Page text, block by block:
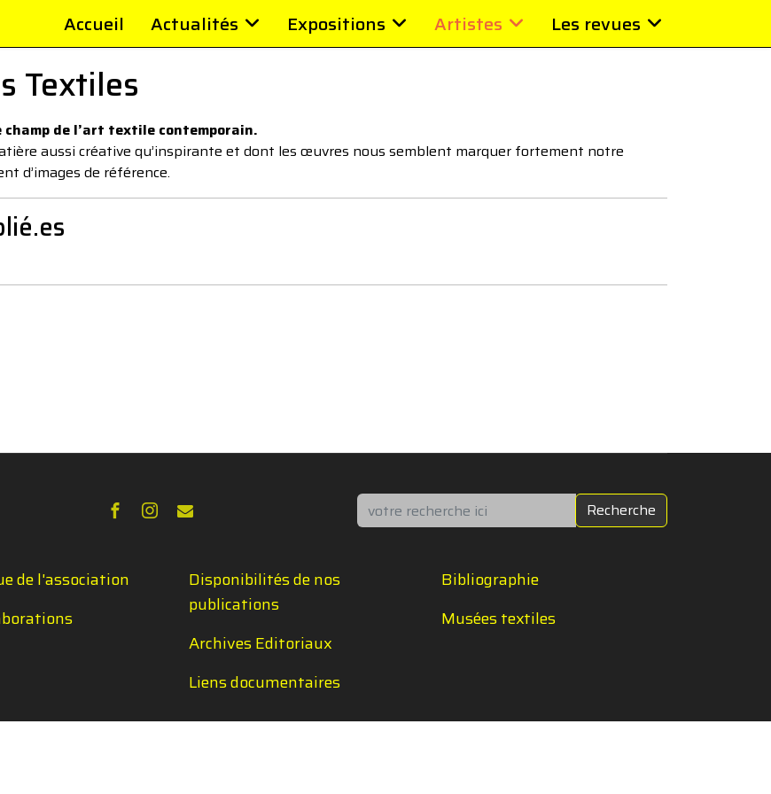
Accueil Actualités Expositions Artistes Les revues
Textiles
de l’art textile contemporain.
aussi créative qu’inspirante et dont les œuvres nous semblent marquer fortement notre
d’images de référence.
Rechercher Recherche
de l'association
Disponibilités de nos
publications
Archives Editoriaux
Liens documentaires
Bibliographie
Musées textiles